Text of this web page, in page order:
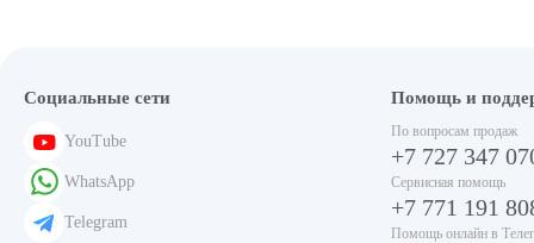
Социальные сети
YouTube
WhatsApp
Telegram
Помощь и
По вопросам продаж
+7 727 347
Сервисная помощь
+7 771 191
Помощь онлайн в